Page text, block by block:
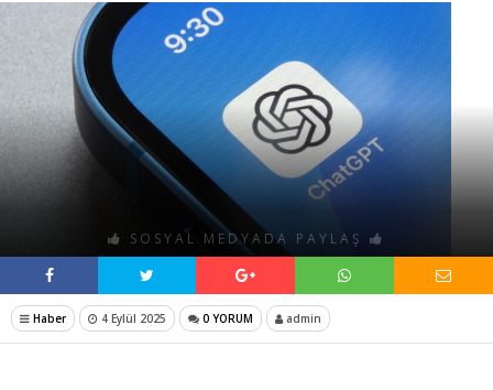
SOSYAL MEDYADA PAYLAŞ
Haber 4 Eylül 2025 0 YORUM admin